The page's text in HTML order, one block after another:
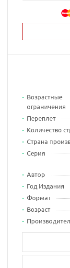
Возрастные
ограничения
Переплет
Количество
Страна
Серия
Автор
Год Издания
Формат
Возраст